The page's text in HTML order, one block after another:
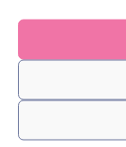
Σας
Μείνετε σε
νεότερα.